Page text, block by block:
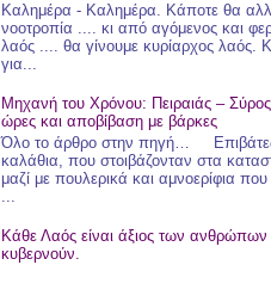
Καλημέρα - Καλημέρα. Κάποτε θα
νοοτροπία .... κι από αγόμενος και
λαός .... θα γίνουμε κυρίαρχος λαός.
για...
Μηχανή του Χρόνου: Πειραιάς –
ώρες και αποβίβαση με βάρκες
Όλο το άρθρο στην πηγή…
καλάθια, που στοιβάζονταν στα
μαζί με πουλερικά και αμνοερίφια
...
Κάθε Λαός είναι άξιος των
κυβερνούν.